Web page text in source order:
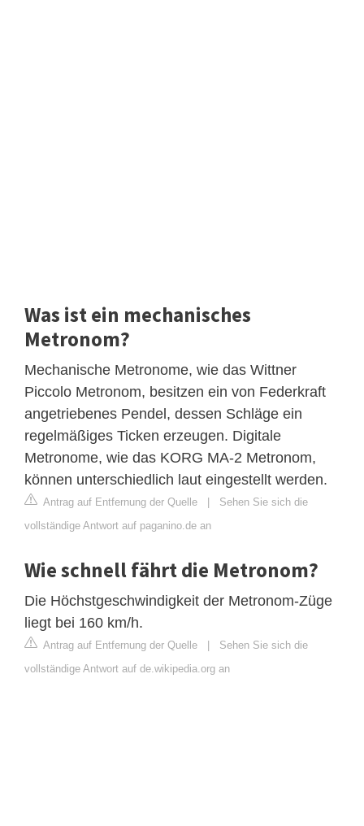
Was ist ein mechanisches
Metronom?
Mechanische Metronome, wie das Wittner
Piccolo Metronom, besitzen ein von Federkraft
angetriebenes Pendel, dessen Schläge ein
regelmäßiges Ticken erzeugen. Digitale
Metronome, wie das KORG MA-2 Metronom,
können unterschiedlich laut eingestellt werden.
Antrag auf Entfernung der Quelle
Sehen Sie sich die
vollständige Antwort auf paganino.de an
Wie schnell fährt die Metronom?
Die Höchstgeschwindigkeit der Metronom-Züge
liegt bei 160 km/h.
Antrag auf Entfernung der Quelle
Sehen Sie sich die
vollständige Antwort auf de.wikipedia.org an